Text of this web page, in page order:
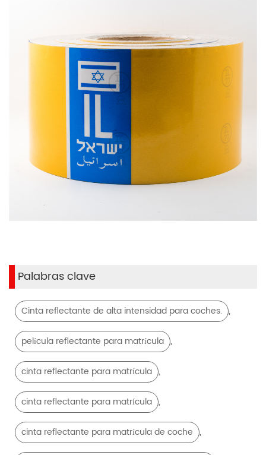
Palabras clave
Cinta reflectante de alta intensidad para coches. ,
película reflectante para matrícula ,
cinta reflectante para matrícula ,
cinta reflectante para matrícula ,
cinta reflectante para matrícula de coche ,